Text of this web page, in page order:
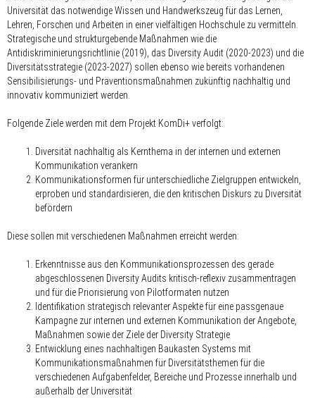
Universität das notwendige Wissen und Handwerkszeug für das Lernen,
Lehren, Forschen und Arbeiten in einer vielfältigen Hochschule zu vermitteln.
Strategische und strukturgebende Maßnahmen wie die
Antidiskriminierungsrichtlinie (2019), das Diversity Audit (2020-2023) und die
Diversitätsstrategie (2023-2027) sollen ebenso wie bereits vorhandenen
Sensibilisierungs- und Präventionsmaßnahmen zukünftig nachhaltig und
innovativ kommuniziert werden.
Folgende Ziele werden mit dem Projekt KomDi+ verfolgt:
Diversität nachhaltig als Kernthema in der internen und externen
Kommunikation verankern
Kommunikationsformen für unterschiedliche Zielgruppen entwickeln,
erproben und standardisieren, die den kritischen Diskurs zu Diversität
befördern
Diese sollen mit verschiedenen Maßnahmen erreicht werden:
Erkenntnisse aus den Kommunikationsprozessen des gerade
abgeschlossenen Diversity Audits kritisch-reflexiv zusammentragen
und für die Priorisierung von Pilotformaten nutzen
Identifikation strategisch relevanter Aspekte für eine passgenaue
Kampagne zur internen und externen Kommunikation der Angebote,
Maßnahmen sowie der Ziele der Diversity Strategie
Entwicklung eines nachhaltigen Baukasten Systems mit
Kommunikationsmaßnahmen für Diversitätsthemen für die
verschiedenen Aufgabenfelder, Bereiche und Prozesse innerhalb und
außerhalb der Universität